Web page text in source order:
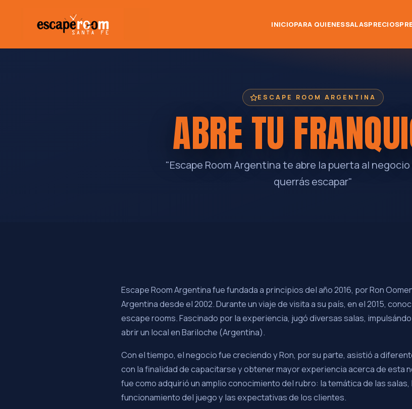
INICIOPARA QUIENESSALASPRECIOS
ESCAPE ROOM ARGENTINA
ABRE TU
"Escape Room Argentina te abre la puerta al
querrás escapar"
Escape Room Argentina fue fundada a principios del año 2016, por Ron
Argentina desde el 2002. Durante un viaje de visita a su país, en el 2015,
escape rooms. Fascinado por la experiencia, jugó diversas salas,
abrir un local en Bariloche (Argentina).
Con el tiempo, el negocio fue creciendo y Ron, por su parte, asistió a
con la finalidad de capacitarse y obtener mayor experiencia acerca de esta
fue como adquirió un amplio conocimiento del rubro: la temática de las
funcionamiento del juego y las expectativas de los clientes.